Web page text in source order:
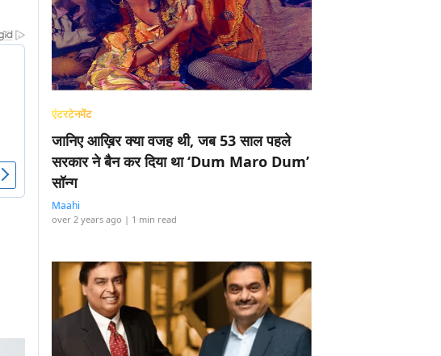
एंटरटेनमेंट
जानिए आख़िर क्या वजह थी, जब 53 साल पहले
सरकार ने बैन कर दिया था ‘Dum Maro Dum’
सॉन्ग
Maahi
over 2 years ago | 1 min read